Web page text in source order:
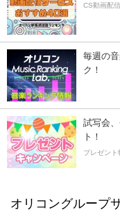
CS動画配
毎週の
ク！
試写会
ト！
プレゼント
オリコングループ